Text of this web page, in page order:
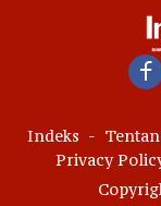
Indeks
Privacy